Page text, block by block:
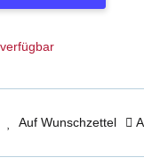
Auf Wunschzettel